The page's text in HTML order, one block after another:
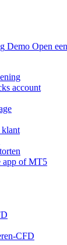
Demo Open
account
klant
app of MT5
CFD